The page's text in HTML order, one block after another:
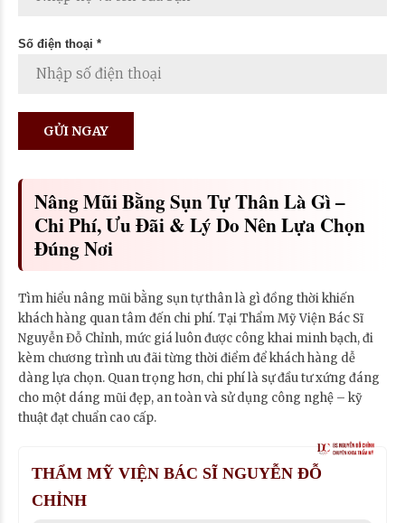
Số điện thoại *
Nâng Mũi Bằng Sụn Tự Thân Là Gì –
Chi Phí, Ưu Đãi & Lý Do Nên Lựa Chọn
Đúng Nơi
Tìm hiểu nâng mũi bằng sụn tự thân là gì đồng thời khiến
khách hàng quan tâm đến chi phí. Tại Thẩm Mỹ Viện Bác Sĩ
Nguyễn Đỗ Chỉnh, mức giá luôn được công khai minh bạch, đi
kèm chương trình ưu đãi từng thời điểm để khách hàng dễ
dàng lựa chọn. Quan trọng hơn, chi phí là sự đầu tư xứng đáng
cho một dáng mũi đẹp, an toàn và sử dụng công nghệ – kỹ
thuật đạt chuẩn cao cấp.
THẨM MỸ VIỆN BÁC SĨ NGUYỄN ĐỖ
CHỈNH